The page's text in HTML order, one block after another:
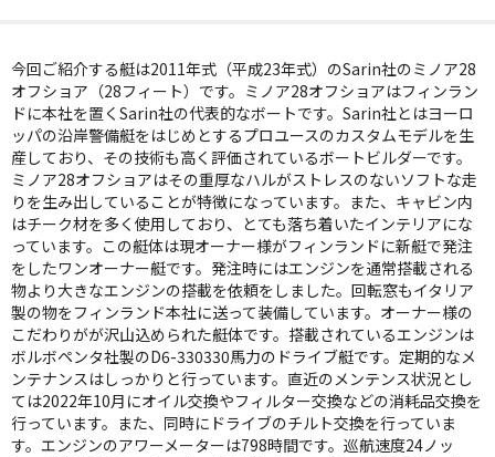
今回ご紹介する艇は2011年式（平成23年式）のSarin社のミノア28
オフショア（28フィート）です。ミノア28オフショアはフィンラン
ドに本社を置くSarin社の代表的なボートです。Sarin社とはヨーロ
ッパの沿岸警備艇をはじめとするプロユースのカスタムモデルを生
産しており、その技術も高く評価されているボートビルダーです。
ミノア28オフショアはその重厚なハルがストレスのないソフトな走
りを生み出していることが特徴になっています。また、キャビン内
はチーク材を多く使用しており、とても落ち着いたインテリアにな
っています。この艇体は現オーナー様がフィンランドに新艇で発注
をしたワンオーナー艇です。発注時にはエンジンを通常搭載される
物より大きなエンジンの搭載を依頼をしました。回転窓もイタリア
製の物をフィンランド本社に送って装備しています。オーナー様の
こだわりがが沢山込められた艇体です。搭載されているエンジンは
ボルボペンタ社製のD6-330330馬力のドライブ艇です。定期的なメ
ンテナンスはしっかりと行っています。直近のメンテンス状況とし
ては2022年10月にオイル交換やフィルター交換などの消耗品交換を
行っています。また、同時にドライブのチルト交換を行っていま
す。エンジンのアワーメーターは798時間です。巡航速度24ノッ